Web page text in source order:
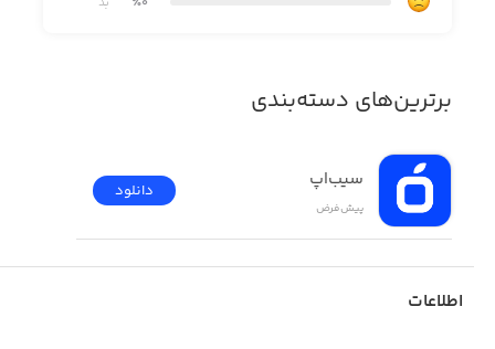
The tutorial and the highlight function make for an easy
entry into the Kingdom Builder world and ensure that
Changing terrain configuration and random victory
conditions each play guarantee that you never play the
same game twice. That’s why Kingdom Builder always
برترین‌های دسته‌بندی
سیب‌اپ
پیش‌فرض
دانلود
اطلاعات